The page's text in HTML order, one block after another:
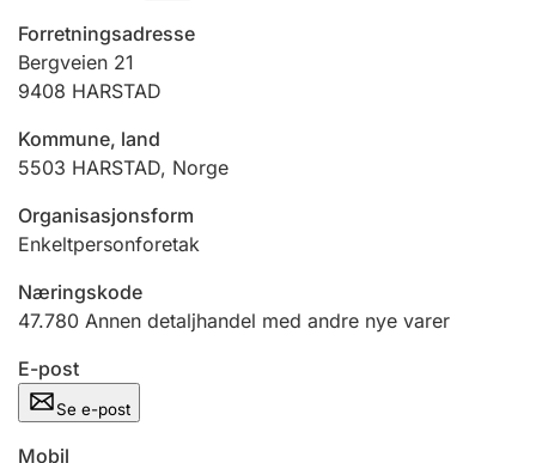
Jeger
Ektepaktveileder
Offentlig sektor
Andre tema
Forretningsadresse
Bergveien 21
9408 HARSTAD
Kommune, land
5503 HARSTAD, Norge
Organisasjonsform
Enkeltpersonforetak
Næringskode
47.780 Annen detaljhandel med andre nye varer
E-post
Se e-post
Mobil